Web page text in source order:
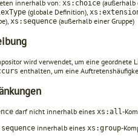
innerhalb von: xs:choice (außerhalb
(globale Definition),
xs:sequence (außerhalb einer Gruppe)
wird verwendet, um eine
enthalten, um eine
darf nicht innerhalb eines xs:all-
innerhalb eines xs:group-